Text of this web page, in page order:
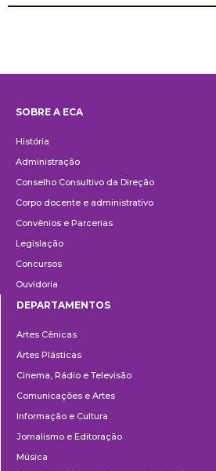
SOBRE A ECA
História
Administração
Conselho Consultivo da Direção
Corpo docente e administrativo
Convênios e Parcerias
Legislação
Concursos
Ouvidoria
DEPARTAMENTOS
Artes Cênicas
Artes Plásticas
Cinema, Rádio e Televisão
Comunicações e Artes
Informação e Cultura
Jornalismo e Editoração
Música